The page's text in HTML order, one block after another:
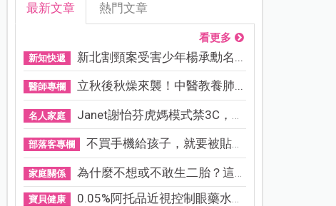
最新文章 熱門文章
看更多
新知快遞 新北割頸案受害少年楊承勳名...
醫師專欄 立秋後秋燥來襲！中醫教養肺...
名人家庭 Janet謝怡芬虎媽模式禁3C，看...
部落客專欄 不買手機給孩子，就要被貼「...
家庭關係 為什麼不想或不敢生二胎？這8...
寶貝健康 0.05%阿托品近視控制眼藥水納...